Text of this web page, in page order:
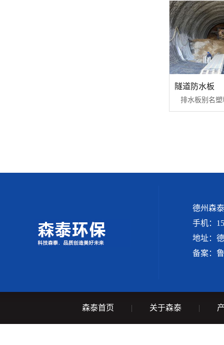
隧道防水板
排水板别名塑
德州森
手机：
地址：
备案：
森泰首页 | 关于森泰 |